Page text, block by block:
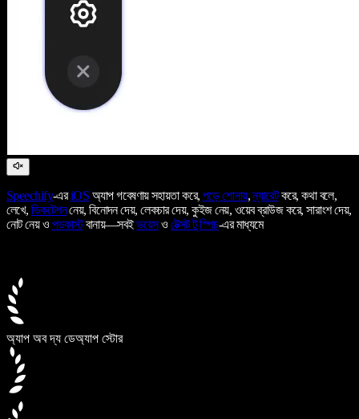
Speechify-এরiOS অ্যাপ গবেষণায় সহায়তা করে, পড়ে শোনায়,ন্যারেটকরে, কথা বলে,
লেখে, ডিকটেশননেয়, বিনোদন দেয়, লেকচার দেয়, কুইজ নেয়, ওয়েব ব্রাউজ করে, সারাংশ দেয়,
নোট নেয় ও পডকাস্টবানায়—সবইভয়েসও টেক্সট টু স্পিচ-এর মাধ্যমে
অ্যাপ অব দ্য ডেঅ্যাপ স্টোর